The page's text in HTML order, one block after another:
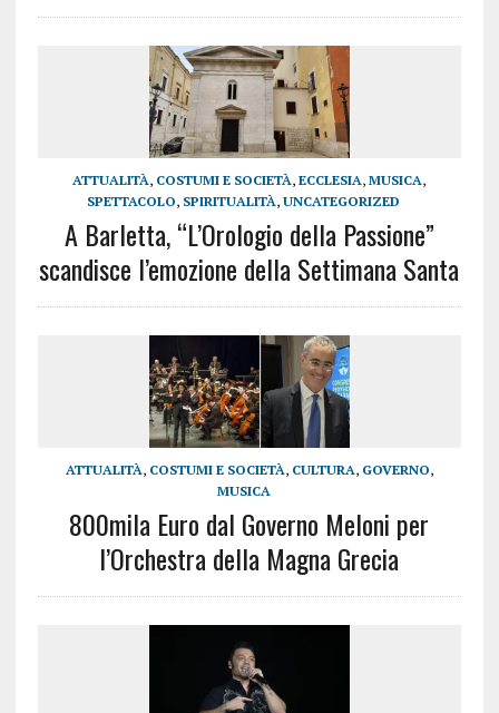
ATTUALITÀ, COSTUMI E SOCIETÀ,ECCLESIA,MUSICA,
SPETTACOLO, SPIRITUALITÀ,UNCATEGORIZED
A Barletta, “L’Orologio della Passione”
scandisce l’emozione della Settimana Santa
ATTUALITÀ, COSTUMI E SOCIETÀ, CULTURA, GOVERNO,
MUSICA
800mila Euro dal Governo Meloni per
l’Orchestra della Magna Grecia